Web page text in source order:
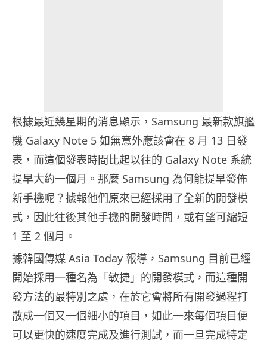
根據最近幾星期的消息顯示，Samsung 最新款旗艦
機 Galaxy Note 5 如無意外應該會在 8 月 13 日發
表，而這個發表時間比起以往的 Galaxy Note 系統
提早大約一個月。那麼 Samsung 為何能提早發佈
新手機呢？據報他們原來已經採用了全新的開發模
式，因此往後其他手機的開發時間，或有望可縮短
1 至 2 個月。
據韓國傳媒 Asia Today 報導，Samsung 目前已經
開始採用一種名為「敏捷」的開發模式，而這種開
發方法的最特別之處，在於它會將所有開發過程打
散成一個又一個細小的項目，如此一來每個項目便
可以更快的速度完成及進行測試，而一旦完成特定